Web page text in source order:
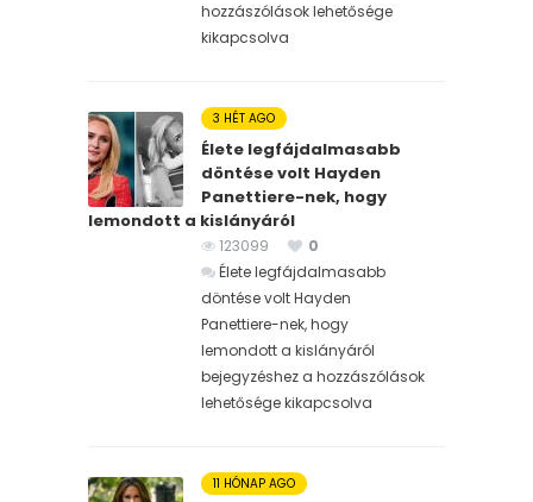
hozzászólások lehetősége
kikapcsolva
3 HÉT AGO
Élete legfájdalmasabb
döntése volt Hayden
Panettiere-nek, hogy
lemondott a kislányáról
123099
0
Élete legfájdalmasabb
döntése volt Hayden
Panettiere-nek, hogy
lemondott a kislányáról
bejegyzéshez a hozzászólások
lehetősége kikapcsolva
11 HÓNAP AGO